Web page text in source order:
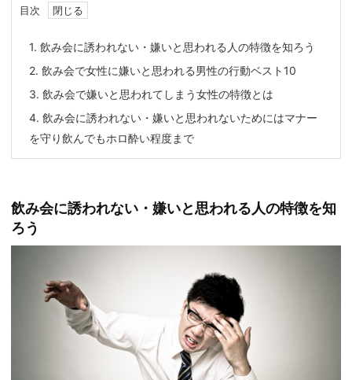
目次
1. 飲み会に誘われない・嫌いと思われる人の特徴を知ろう
2. 飲み会で女性に嫌いと思われる男性の行動ベスト10
3. 飲み会で嫌いと思われてしまう女性の特徴とは
4. 飲み会に誘われない・嫌いと思われないためにはマナー
を守り飲んでもホロ酔い程度まで
飲み会に誘われない・嫌いと思われる人の特徴を知
ろう